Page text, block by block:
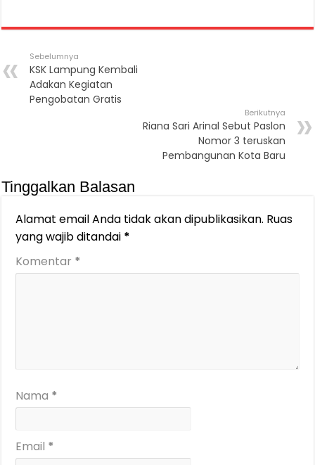
Sebelumnya
KSK Lampung Kembali
Adakan Kegiatan
Pengobatan Gratis
Berikutnya
Riana Sari Arinal Sebut Paslon
Nomor 3 teruskan
Pembangunan Kota Baru
Tinggalkan Balasan
Alamat email Anda tidak akan dipublikasikan. Ruas
yang wajib ditandai *
Komentar *
Nama *
Email *